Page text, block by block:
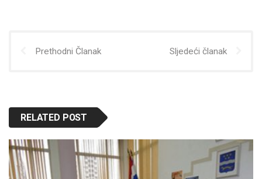
Prethodni Članak Sljedeći članak
RELATED POST